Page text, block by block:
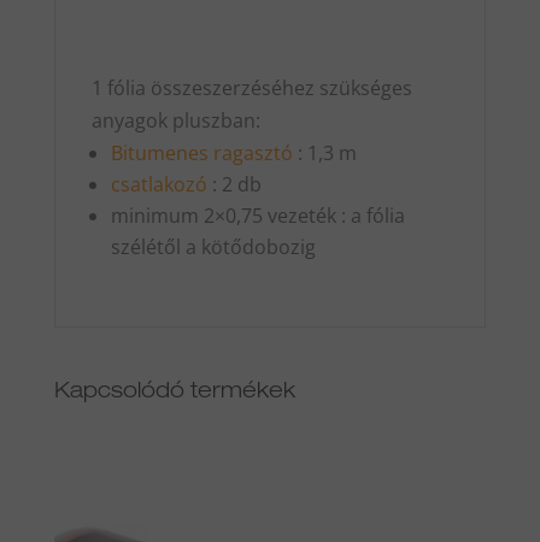
1 fólia összeszerzéséhez szükséges
anyagok pluszban:
Bitumenes ragasztó : 1,3 m
csatlakozó : 2 db
minimum 2×0,75 vezeték : a fólia
szélétől a kötődobozig
Kapcsolódó termékek